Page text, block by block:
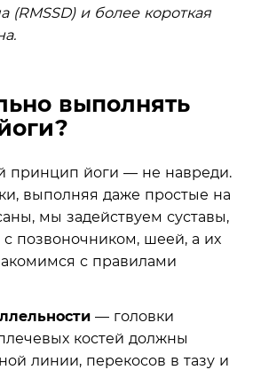
(RMSSD) и более короткая
выполнять
принцип йоги — не навреди.
выполняя даже простые на
мы задействуем суставы,
с позвоночником, шеей, а их
с правилами
— головки
костей должны
линии, перекосов в тазу и